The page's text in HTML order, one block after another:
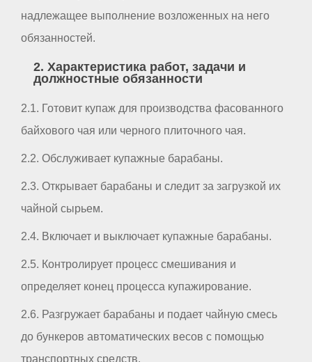
надлежащее выполнение возложенных на него
обязанностей.
2. Характеристика работ, задачи и
должностные обязанности
2.1. Готовит купаж для производства фасованного
байхового чая или черного плиточного чая.
2.2. Обслуживает купажные барабаны.
2.3. Открывает барабаны и следит за загрузкой их
чайной сырьем.
2.4. Включает и выключает купажные барабаны.
2.5. Контролирует процесс смешивания и
определяет конец процесса купажирование.
2.6. Разгружает барабаны и подает чайную смесь
до бункеров автоматических весов с помощью
транспортных средств.